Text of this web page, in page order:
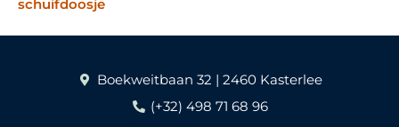
schuifdoosje
Boekweitbaan 32 | 2460 Kasterlee
(+32) 498 71 68 96